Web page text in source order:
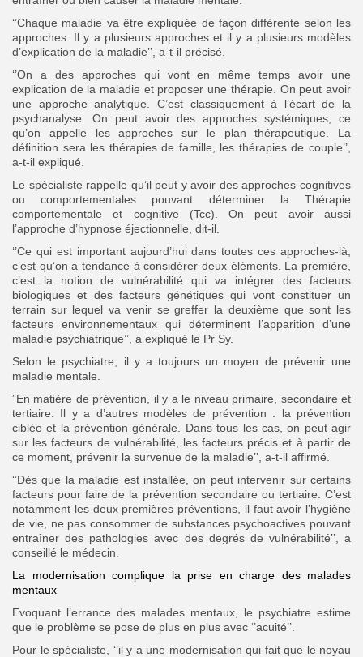
‘’Chaque maladie va être expliquée de façon différente selon les
approches. Il y a plusieurs approches et il y a plusieurs modèles
d’explication de la maladie’’, a-t-il précisé.
‘’On a des approches qui vont en même temps avoir une
explication de la maladie et proposer une thérapie. On peut avoir
une approche analytique. C’est classiquement à l’écart de la
psychanalyse. On peut avoir des approches systémiques, ce
qu’on appelle les approches sur le plan thérapeutique. La
définition sera les thérapies de famille, les thérapies de couple’’,
a-t-il expliqué.
Le spécialiste rappelle qu’il peut y avoir des approches cognitives
ou comportementales pouvant déterminer la Thérapie
comportementale et cognitive (Tcc). On peut avoir aussi
l’approche d’hypnose éjectionnelle, dit-il.
‘’Ce qui est important aujourd’hui dans toutes ces approches-là,
c’est qu’on a tendance à considérer deux éléments. La première,
c’est la notion de vulnérabilité qui va intégrer des facteurs
biologiques et des facteurs génétiques qui vont constituer un
terrain sur lequel va venir se greffer la deuxième que sont les
facteurs environnementaux qui déterminent l’apparition d’une
maladie psychiatrique’’, a expliqué le Pr Sy.
Selon le psychiatre, il y a toujours un moyen de prévenir une
maladie mentale.
”En matière de prévention, il y a le niveau primaire, secondaire et
tertiaire. Il y a d’autres modèles de prévention : la prévention
ciblée et la prévention générale. Dans tous les cas, on peut agir
sur les facteurs de vulnérabilité, les facteurs précis et à partir de
ce moment, prévenir la survenue de la maladie’’, a-t-il affirmé.
‘’Dès que la maladie est installée, on peut intervenir sur certains
facteurs pour faire de la prévention secondaire ou tertiaire. C’est
notamment les deux premières préventions, il faut avoir l’hygiène
de vie, ne pas consommer de substances psychoactives pouvant
entraîner des pathologies avec des degrés de vulnérabilité’’, a
conseillé le médecin.
La modernisation complique la prise en charge des malades
mentaux
Evoquant l’errance des malades mentaux, le psychiatre estime
que le problème se pose de plus en plus avec ‘’acuité’’.
Pour le spécialiste, ‘’il y a une modernisation qui fait que le noyau